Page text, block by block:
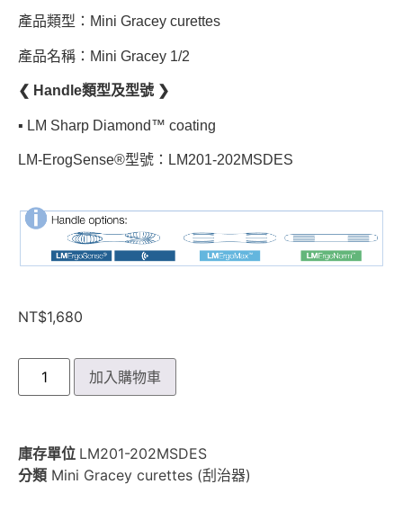
產品類型：Mini Gracey curettes
產品名稱：Mini Gracey 1/2
❮ Handle類型及型號 ❯
▪︎ LM Sharp Diamond™ coating
LM-ErogSense®型號：LM201-202MSDES
NT$1,680
加入購物車
庫存單位 LM201-202MSDES
分類 Mini Gracey curettes (刮治器)